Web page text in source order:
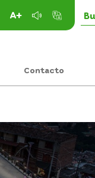
A+
Contacto